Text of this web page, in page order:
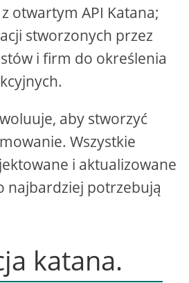
otwartym API Katana;
stworzonych przez
i firm do określenia
aby stworzyć
Wszystkie
i aktualizowane
najbardziej potrzebują
katana.